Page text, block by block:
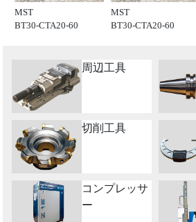
MST
BT30-CTA20-60
MST
BT30-CTA20-60
周辺工具
切削工具
コンプレッサ
ー